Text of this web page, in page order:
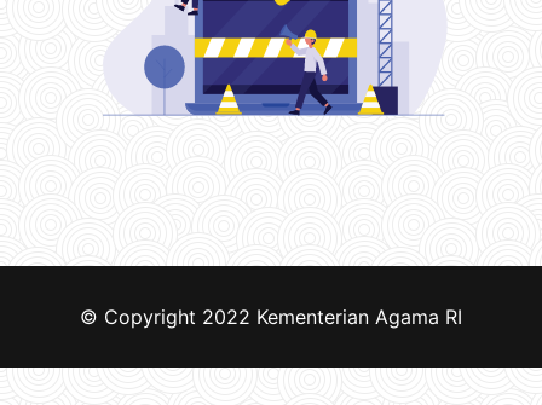
© Copyright 2022 Kementerian Agama RI